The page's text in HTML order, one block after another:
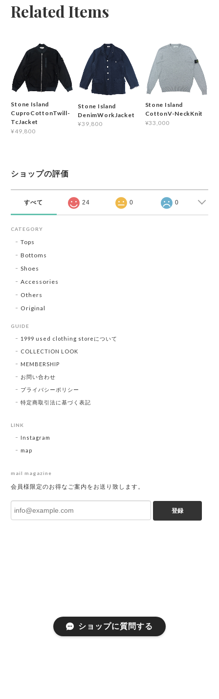
Related Items
Stone Island
CuproCottonTwill-
TcJacket
¥49,800
Stone Island
DenimWorkJacket
¥39,800
Stone Island
CottonV-NeckKnit
¥33,000
ショップの評価
すべて 24 0 0
CATEGORY
Tops
Bottoms
Shoes
Accessories
Others
Original
GUIDE
1999 used clothing storeについて
COLLECTION LOOK
MEMBERSHIP
お問い合わせ
プライバシーポリシー
特定商取引法に基づく表記
LINK
Instagram
map
mail magazine
会員様限定のお得なご案内をお送り致します。
登録
ショップに質問する